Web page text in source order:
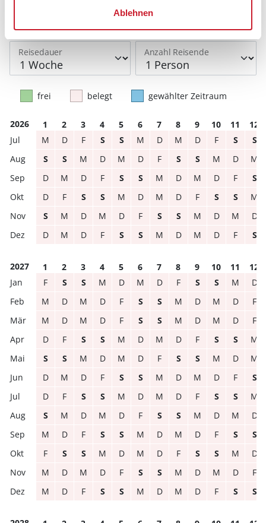
Ablehnen
Reisedauer Anzahl Reisende
Hausbeschreibung und/oder der Ausstattung ergeben
können.
frei belegt gewählter Zeitraum
2026 1 2 3 4 5 6 7 8 9 10 11
12
M
D F S S M D M D F S
S
S
S M D M D F S S M D
M
D
M D F S S M D M D F
S
D
F S S M D M D F S S
M
S
M D M D F S S M D M
D
D
M D F S S M D M D F S
2027 1 2 3 4 5 6 7 8 9 10 11
12
F
S S M D M D F S S M
D
M
D M D F S S M D M D
F
M
D M D F S S M D M D
F
D
F S S M D M D F S S
M
S
S M D M D F S S M D
M
D
M D F S S M D M D F
S
D
F S S M D M D F S S
M
S
M D M D F S S M D M
D
M
D F S S M D M D F S
S
F
S S M D M D F S S M
D
M
D M D F S S M D M D
F
M
D F S S M D M D F S S